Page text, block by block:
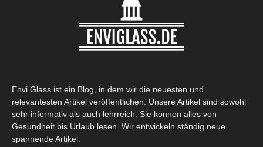
Envi Glass ist ein Blog, in dem wir die neuesten und
relevantesten Artikel veröffentlichen. Unsere Artikel sind sowohl
sehr informativ als auch lehrreich. Sie können alles von
Gesundheit bis Urlaub lesen. Wir entwickeln ständig neue
spannende Artikel.